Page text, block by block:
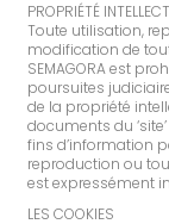
PROPRIÉTÉ
Toute utilisation,
modification de
SEMAGORA est
poursuites
de la propriété
documents du
fins d’information
reproduction ou
est expressément
LES COOKIES